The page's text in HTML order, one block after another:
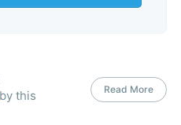
by this
Read More